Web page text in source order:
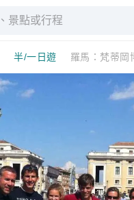
半/一日遊 羅馬：梵蒂岡